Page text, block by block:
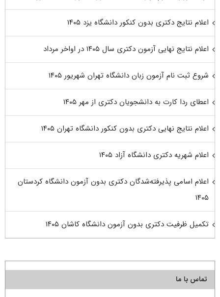
اعلام نتایج دکتری بدون کنکور دانشگاه یزد ۱۴۰۵
اعلام نتایج نهایی آزمون دکتری سال ۱۴۰۵ در اواخر مرداد
شروع ثبت نام آزمون زبان دانشگاه تهران شهریور ۱۴۰۵
اعطای ردا کارت به دانشجویان دکتری از مهر ۱۴۰۵
اعلام نتایج نهایی دکتری بدون کنکور دانشگاه تهران ۱۴۰۵
اعلام شهریه دکتری دانشگاه آزاد ۱۴۰۵
اعلام اسامی پذیرفته‌شدگان دکتری بدون آزمون دانشگاه کردستان
۱۴۰۵
تکمیل ظرفیت دکتری بدون آزمون دانشگاه کاشان ۱۴۰۵
تماس با ما